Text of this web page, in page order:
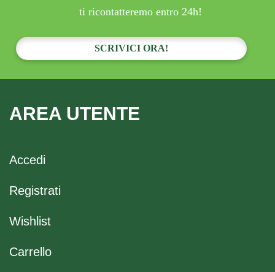
ti ricontatteremo entro 24h!
SCRIVICI ORA!
AREA UTENTE
Accedi
Registrati
Wishlist
Carrello